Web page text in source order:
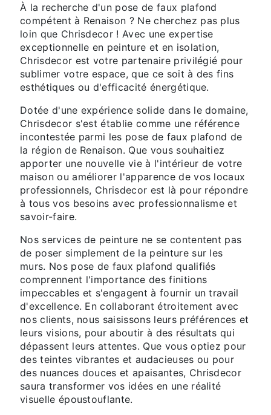
À la recherche d'un pose de faux plafond
compétent à Renaison ? Ne cherchez pas plus
loin que Chrisdecor ! Avec une expertise
exceptionnelle en peinture et en isolation,
Chrisdecor est votre partenaire privilégié pour
sublimer votre espace, que ce soit à des fins
esthétiques ou d'efficacité énergétique.
Dotée d'une expérience solide dans le domaine,
Chrisdecor s'est établie comme une référence
incontestée parmi les pose de faux plafond de
la région de Renaison. Que vous souhaitiez
apporter une nouvelle vie à l'intérieur de votre
maison ou améliorer l'apparence de vos locaux
professionnels, Chrisdecor est là pour répondre
à tous vos besoins avec professionnalisme et
savoir-faire.
Nos services de peinture ne se contentent pas
de poser simplement de la peinture sur les
murs. Nos pose de faux plafond qualifiés
comprennent l'importance des finitions
impeccables et s'engagent à fournir un travail
d'excellence. En collaborant étroitement avec
nos clients, nous saisissons leurs préférences et
leurs visions, pour aboutir à des résultats qui
dépassent leurs attentes. Que vous optiez pour
des teintes vibrantes et audacieuses ou pour
des nuances douces et apaisantes, Chrisdecor
saura transformer vos idées en une réalité
visuelle époustouflante.